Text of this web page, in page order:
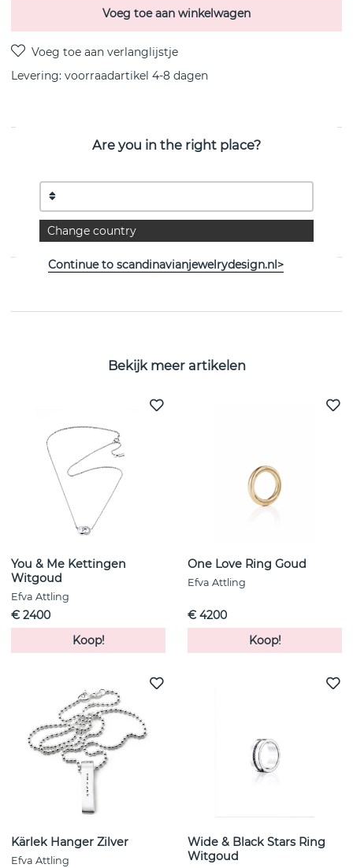
Voeg toe aan winkelwagen
Levering: voorraadartikel 4-8 dagen
PRODUCTOMSCHRIJVING
Gold earrings made of recycled 18k gold with a twisted
design.
Two rods, 16 mm long. Total length: 35 mm.
Bekijk meer artikelen
You & Me Kettingen
Witgoud
Efva Attling
€ 2400
Koop!
One Love Ring Goud
Efva Attling
€ 4200
Koop!
Kärlek Hanger Zilver
Efva Attling
Wide & Black Stars Ring
Witgoud
Are you in the right place?
Change country
Continue to scandinavianjewelrydesign.nl>